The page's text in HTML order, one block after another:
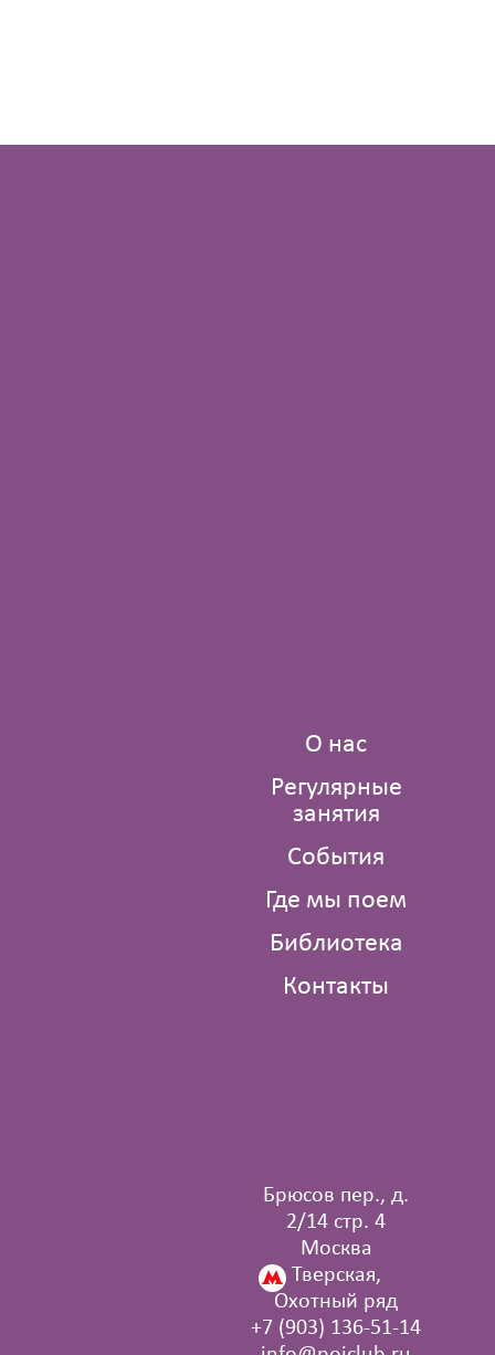
О нас
Регулярные
занятия
События
Где мы поем
Библиотека
Контакты
Брюсов пер., д.
2/14 стр. 4
Москва
Тверская,
Охотный ряд
+7 (903) 136‑51‑14